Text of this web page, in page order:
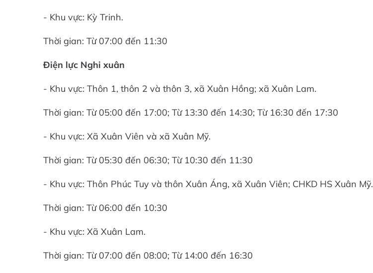
- Khu vực: Kỳ Trinh.
Thời gian: Từ 07:00 đến 11:30
Điện lực Nghi xuân
- Khu vực: Thôn 1, thôn 2 và thôn 3, xã Xuân Hồng; xã Xuân Lam.
Thời gian: Từ 05:00 đến 17:00; Từ 13:30 đến 14:30; Từ 16:30 đến 17:30
- Khu vực: Xã Xuân Viên và xã Xuân Mỹ.
Thời gian: Từ 05:30 đến 06:30; Từ 10:30 đến 11:30
- Khu vực: Thôn Phúc Tuy và thôn Xuân Áng, xã Xuân Viên; CHKD HS Xuân Mỹ.
Thời gian: Từ 06:00 đến 10:30
- Khu vực: Xã Xuân Lam.
Thời gian: Từ 07:00 đến 08:00; Từ 14:00 đến 16:30